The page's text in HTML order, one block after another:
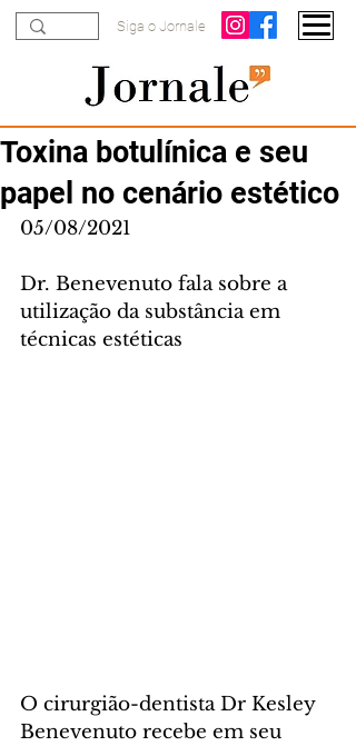
Siga o Jornale
Toxina botulínica e seu
papel no cenário estético
05/08/2021
Dr. Benevenuto fala sobre a
utilização da substância em
técnicas estéticas
O cirurgião-dentista Dr Kesley
Benevenuto recebe em seu